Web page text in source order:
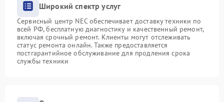
Широкий спектр услуг
Сервисный центр NEC обеспечивает доставку техники по
всей РФ, бесплатную диагностику и качественный ремонт,
включая срочный ремонт. Клиенты могут отслеживать
статус ремонта онлайн. Также предоставляется
постгарантийное обслуживание для продления срока
службы техники